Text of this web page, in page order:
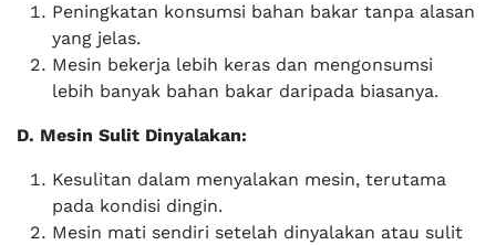
Peningkatan konsumsi bahan bakar tanpa alasan
yang jelas.
Mesin bekerja lebih keras dan mengonsumsi
lebih banyak bahan bakar daripada biasanya.
D. Mesin Sulit Dinyalakan:
Kesulitan dalam menyalakan mesin, terutama
pada kondisi dingin.
Mesin mati sendiri setelah dinyalakan atau sulit